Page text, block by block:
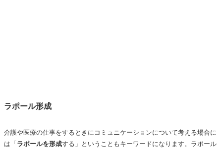
ラポール形成
介護や医療の仕事をするときにコミュニケーションについて考える場合に
は「 ラポールを形成する」ということもキーワードになります。ラポール